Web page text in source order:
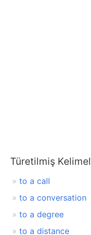
Türetilmiş
to a call
to a conversation
to a degree
to a distance